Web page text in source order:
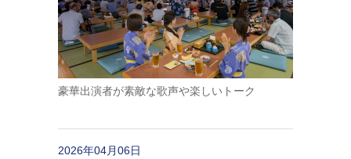
豪華出演者が素敵な歌声や楽しいトーク
2026年04月06日